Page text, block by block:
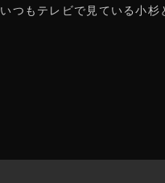
いつもテレビで見ている小杉